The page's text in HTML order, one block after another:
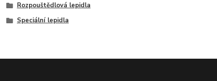
Rozpouštědlová lepidla
Speciální lepidla